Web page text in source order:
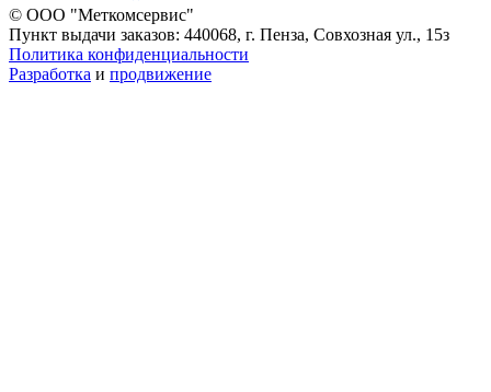
© ООО "Меткомсервис"
Пункт выдачи заказов: 440068, г. Пенза, Совхозная ул., 15з
Политика конфиденциальности
Разработка и продвижение